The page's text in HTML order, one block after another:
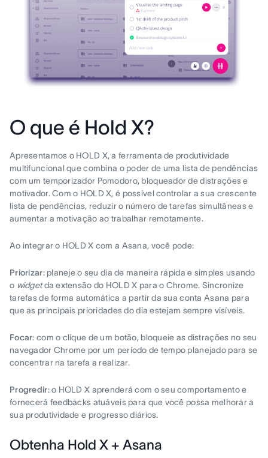
O que é Hold X?
Apresentamos o HOLD X, a ferramenta de produtividade
multifuncional que combina o poder de uma lista de pendências
com um temporizador Pomodoro, bloqueador de distrações e
motivador. Com o HOLD X, é possível controlar a sua crescente
lista de pendências, reduzir o número de tarefas simultâneas e
aumentar a motivação ao trabalhar remotamente.
Ao integrar o HOLD X com a Asana, você pode:
Priorizar: planeje o seu dia de maneira rápida e simples usando
o widgetda extensão do HOLD X para o Chrome. Sincronize
tarefas de forma automática a partir da sua conta Asana para
que as principais prioridades do dia estejam sempre visíveis.
Focar: com o clique de um botão, bloqueie as distrações no seu
navegador Chrome por um período de tempo planejado para se
concentrar na tarefa a realizar.
Progredir: o HOLD X aprenderá com o seu comportamento e
fornecerá feedbacks atuáveis para que você possa melhorar a
sua produtividade e progresso diários.
Obtenha Hold X + Asana